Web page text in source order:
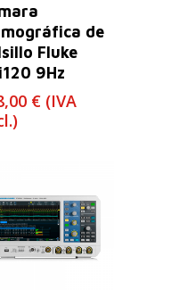
de
Fluke
9Hz
€ (IVA